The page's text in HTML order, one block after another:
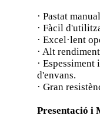
· Pastat
· Fàcil
· Excel·lent
· Alt
·
d'envans.
· Gran
Presentació i